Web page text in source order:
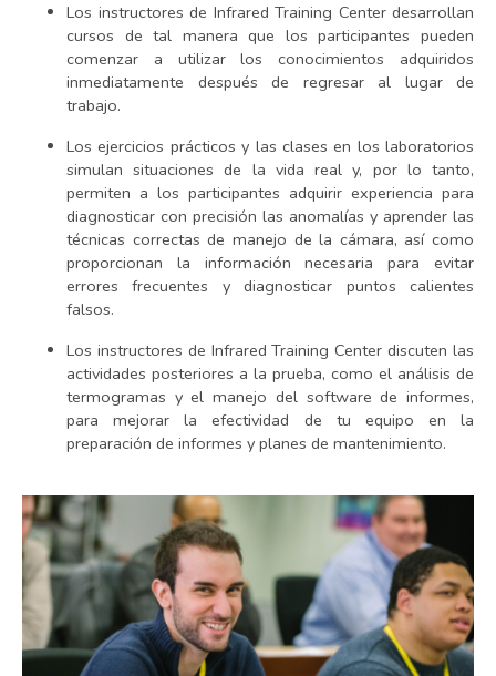
Los instructores de Infrared Training Center desarrollan
cursos de tal manera que los participantes pueden
comenzar a utilizar los conocimientos adquiridos
inmediatamente después de regresar al lugar de
trabajo.
Los ejercicios prácticos y las clases en los laboratorios
simulan situaciones de la vida real y, por lo tanto,
permiten a los participantes adquirir experiencia para
diagnosticar con precisión las anomalías y aprender las
técnicas correctas de manejo de la cámara, así como
proporcionan la información necesaria para evitar
errores frecuentes y diagnosticar puntos calientes
falsos.
Los instructores de Infrared Training Center discuten las
actividades posteriores a la prueba, como el análisis de
termogramas y el manejo del software de informes,
para mejorar la efectividad de tu equipo en la
preparación de informes y planes de mantenimiento.